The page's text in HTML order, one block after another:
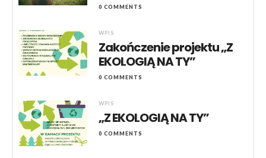
0 COMMENTS
WPIS
Zakończenie projektu „Z
EKOLOGIĄ NA TY”
0 COMMENTS
WPIS
„Z EKOLOGIĄ NA TY”
0 COMMENTS